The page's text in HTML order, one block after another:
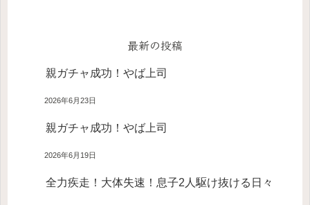
最新の投稿
親ガチャ成功！やば上司
2026年6月23日
親ガチャ成功！やば上司
2026年6月19日
全力疾走！大体失速！息子2人駆け抜ける日々